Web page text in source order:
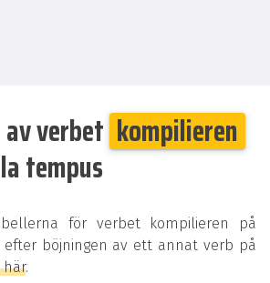
verbet kompilieren
tempus
för verbet kompilieren på
efter böjningen av ett annat verb på
här.